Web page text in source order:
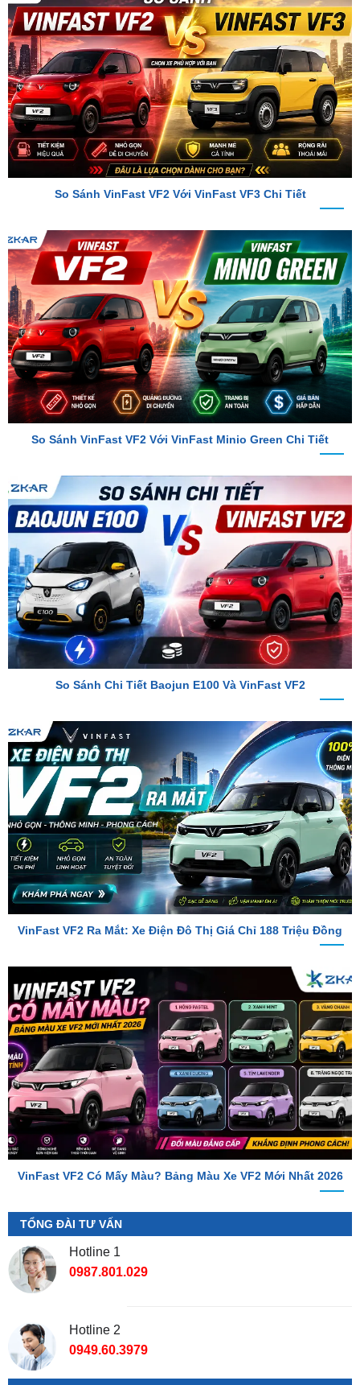
So Sánh VinFast VF2 Với VinFast VF3 Chi Tiết
So Sánh VinFast VF2 Với VinFast Minio Green Chi Tiết
So Sánh Chi Tiết Baojun E100 Và VinFast VF2
VinFast VF2 Ra Mắt: Xe Điện Đô Thị Giá Chỉ 188 Triệu Đồng
VinFast VF2 Có Mấy Màu? Bảng Màu Xe VF2 Mới Nhất 2026
TỔNG ĐÀI TƯ VẤN
Hotline 1
0987.801.029
Địa Chỉ Shop
📌 Chi Nhánh Hồ Chí Minh: 277-279 Đường số 9A, KDC